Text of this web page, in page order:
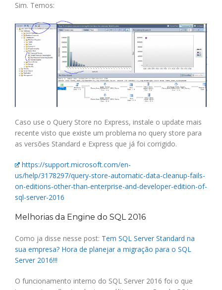
Sim. Temos:
Caso use o Query Store no Express, instale o update mais
recente visto que existe um problema no query store para
as versões Standard e Express que já foi corrigido.
https://support.microsoft.com/en-
us/help/3178297/query-store-automatic-data-cleanup-fails-
on-editions-other-than-enterprise-and-developer-edition-of-
sql-server-2016
Melhorias da Engine do SQL 2016
Como ja disse nesse post: Tem SQL Server Standard na
sua empresa? Hora de planejar a migração para o SQL
Server 2016!!!
O funcionamento interno do SQL Server 2016 foi o que